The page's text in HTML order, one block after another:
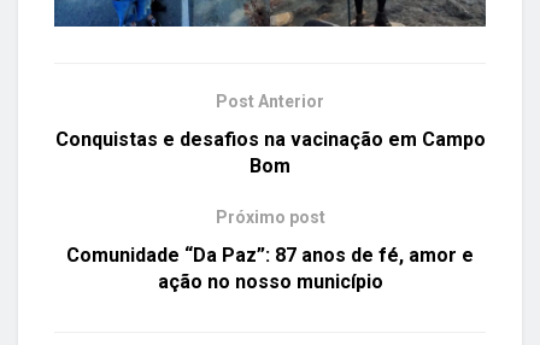
Post Anterior
Conquistas e desafios na vacinação em Campo
Bom
Próximo post
Comunidade “Da Paz”: 87 anos de fé, amor e
ação no nosso município